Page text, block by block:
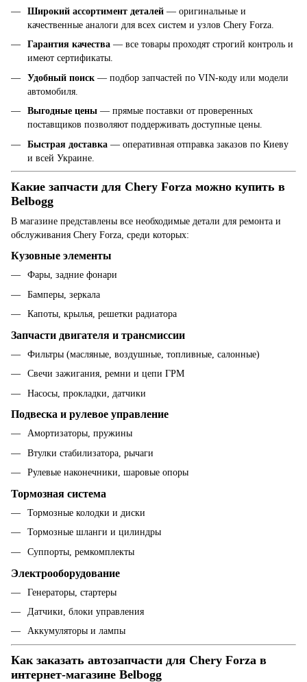
Широкий ассортимент деталей — оригинальные и
качественные аналоги для всех систем и узлов Chery Forza.
Гарантия качества — все товары проходят строгий контроль и
имеют сертификаты.
Удобный поиск — подбор запчастей по VIN-коду или модели
автомобиля.
Выгодные цены — прямые поставки от проверенных
поставщиков позволяют поддерживать доступные цены.
Быстрая доставка — оперативная отправка заказов по Киеву
и всей Украине.
Какие запчасти для Chery Forza можно купить в
Belbogg
В магазине представлены все необходимые детали для ремонта и
обслуживания Chery Forza, среди которых:
Кузовные элементы
Фары, задние фонари
Бамперы, зеркала
Капоты, крылья, решетки радиатора
Запчасти двигателя и трансмиссии
Фильтры (масляные, воздушные, топливные, салонные)
Свечи зажигания, ремни и цепи ГРМ
Насосы, прокладки, датчики
Подвеска и рулевое управление
Амортизаторы, пружины
Втулки стабилизатора, рычаги
Рулевые наконечники, шаровые опоры
Тормозная система
Тормозные колодки и диски
Тормозные шланги и цилиндры
Суппорты, ремкомплекты
Электрооборудование
Генераторы, стартеры
Датчики, блоки управления
Аккумуляторы и лампы
Как заказать автозапчасти для Chery Forza в
интернет-магазине Belbogg